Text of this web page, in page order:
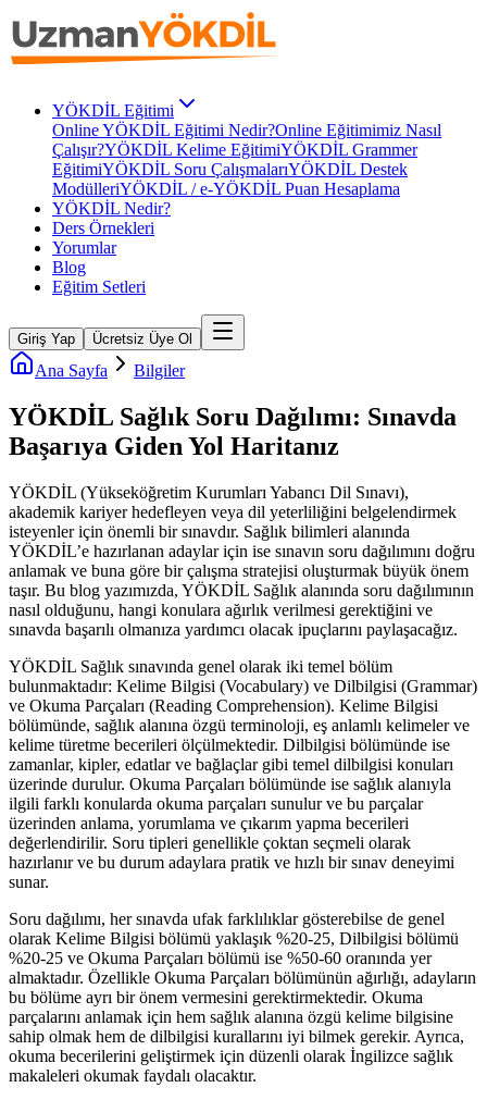
YÖKDİL Eğitimi
Online YÖKDİL Eğitimi Nedir?Online Eğitimimiz Nasıl
Çalışır?YÖKDİL Kelime EğitimiYÖKDİL Grammer
EğitimiYÖKDİL Soru ÇalışmalarıYÖKDİL Destek
ModülleriYÖKDİL / e-YÖKDİL Puan Hesaplama
YÖKDİL Nedir?
Ders Örnekleri
Yorumlar
Blog
Eğitim Setleri
Giriş Yap Ücretsiz Üye Ol
Ana Sayfa Bilgiler
YÖKDİL Sağlık Soru Dağılımı: Sınavda
Başarıya Giden Yol Haritanız
YÖKDİL (Yükseköğretim Kurumları Yabancı Dil Sınavı),
akademik kariyer hedefleyen veya dil yeterliliğini belgelendirmek
isteyenler için önemli bir sınavdır. Sağlık bilimleri alanında
YÖKDİL’e hazırlanan adaylar için ise sınavın soru dağılımını doğru
anlamak ve buna göre bir çalışma stratejisi oluşturmak büyük önem
taşır. Bu blog yazımızda, YÖKDİL Sağlık alanında soru dağılımının
nasıl olduğunu, hangi konulara ağırlık verilmesi gerektiğini ve
sınavda başarılı olmanıza yardımcı olacak ipuçlarını paylaşacağız.
YÖKDİL Sağlık sınavında genel olarak iki temel bölüm
bulunmaktadır: Kelime Bilgisi (Vocabulary) ve Dilbilgisi (Grammar)
ve Okuma Parçaları (Reading Comprehension). Kelime Bilgisi
bölümünde, sağlık alanına özgü terminoloji, eş anlamlı kelimeler ve
kelime türetme becerileri ölçülmektedir. Dilbilgisi bölümünde ise
zamanlar, kipler, edatlar ve bağlaçlar gibi temel dilbilgisi konuları
üzerinde durulur. Okuma Parçaları bölümünde ise sağlık alanıyla
ilgili farklı konularda okuma parçaları sunulur ve bu parçalar
üzerinden anlama, yorumlama ve çıkarım yapma becerileri
değerlendirilir. Soru tipleri genellikle çoktan seçmeli olarak
hazırlanır ve bu durum adaylara pratik ve hızlı bir sınav deneyimi
sunar.
Soru dağılımı, her sınavda ufak farklılıklar gösterebilse de genel
olarak Kelime Bilgisi bölümü yaklaşık %20-25, Dilbilgisi bölümü
%20-25 ve Okuma Parçaları bölümü ise %50-60 oranında yer
almaktadır. Özellikle Okuma Parçaları bölümünün ağırlığı, adayların
bu bölüme ayrı bir önem vermesini gerektirmektedir. Okuma
parçalarını anlamak için hem sağlık alanına özgü kelime bilgisine
sahip olmak hem de dilbilgisi kurallarını iyi bilmek gerekir. Ayrıca,
okuma becerilerini geliştirmek için düzenli olarak İngilizce sağlık
makaleleri okumak faydalı olacaktır.